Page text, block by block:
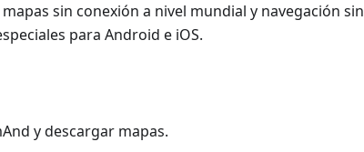
sin conexión a nivel mundial y navegación sin
para Android e iOS.
y descargar mapas.